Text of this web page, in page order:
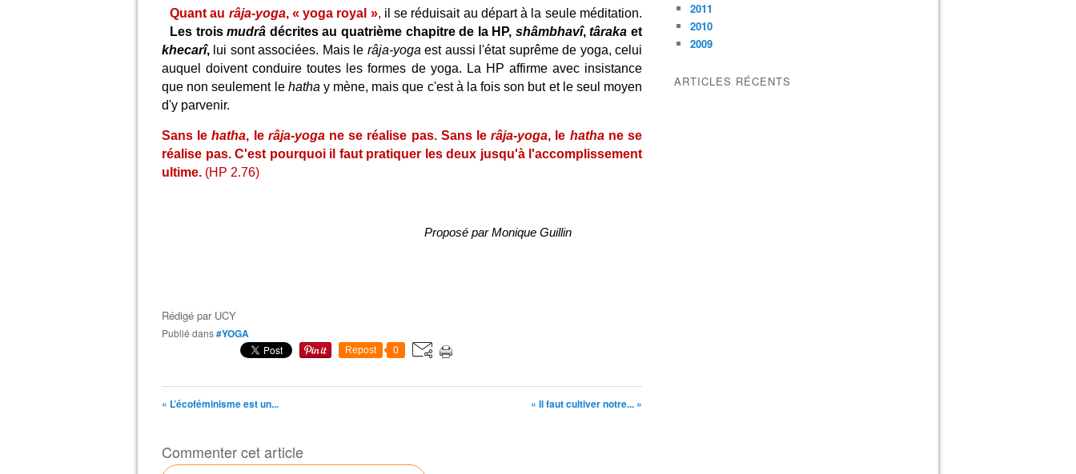
Quant au râja-yoga, « yoga royal », il se réduisait au départ à la seule méditation.
Les troismudrâ décrites au quatrième chapitre de la HP, shâmbhavî,târaka et
khecarî, lui sont associées. Mais le râja-yoga est aussi l'état suprême de yoga, celui
auquel doivent conduire toutes les formes de yoga. La HP affirme avec insistance
que non seulement le hatha y mène, mais que c'est à la fois son but et le seul moyen
d'y parvenir.
Sans lehatha, le râja-yogane se réalise pas. Sans lerâja-yoga, le hathane se
réalise pas. C'est pourquoi il faut pratiquer les deux jusqu'à l'accomplissement
ultime. (HP 2.76)
Proposé par Monique Guillin
Rédigé par UCY
Publié dans#YOGA
Repost 0
« L’écoféminisme est un... « Il faut cultiver notre... »
Commenter cet article
2011
2010
2009
ARTICLES RÉCENTS